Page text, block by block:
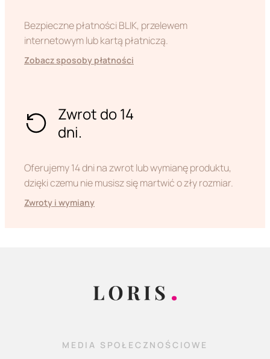
Bezpieczne płatności BLIK, przelewem
internetowym lub kartą płatniczą.
Zobacz sposoby płatności
Zwrot do 14
dni.
Oferujemy 14 dni na zwrot lub wymianę produktu,
dzięki czemu nie musisz się martwić o zły rozmiar.
Zwroty i wymiany
MEDIA SPOŁECZNOŚCIOWE